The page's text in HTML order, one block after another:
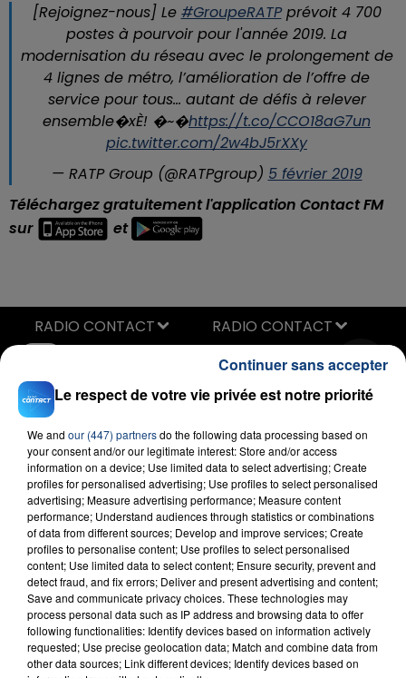
[Rejoignez-nous] Le #GroupeRATPprévoit 4 700
postes à pourvoir pour l'année 2019. La
modernisation du réseau avec le prolongement de
4 lignes de métro, l’amélioration de l’offre de
service pour tous… autant de défis à relever
ensemble�xÈ! �~�https://t.co/CCO18aG7un
pic.twitter.com/2w4bJ5rXXy
— RATP Group (@RATPgroup) 5 février 2019
Téléchargez gratuitement l'application Contact FM
sur
et
Cake By The Ocean
RADIO CONTACT
FIL D'ACTU
Le respect de votre vie privée est notre priorité
We and our (447) partnersdo the following data processing based on
your consent and/or our legitimate interest: Store and/or access
information on a device; Use limited data to select advertising; Create
profiles for personalised advertising; Use profiles to select personalised
advertising; Measure advertising performance; Measure content
performance; Understand audiences through statistics or combinations
of data from different sources; Develop and improve services; Create
profiles to personalise content; Use profiles to select personalised
content; Use limited data to select content; Ensure security, prevent and
detect fraud, and fix errors; Deliver and present advertising and content;
Save and communicate privacy choices. These technologies may
process personal data such as IP address and browsing data to offer
following functionalities: Identify devices based on information actively
requested; Use precise geolocation data; Match and combine data from
other data sources; Link different devices; Identify devices based on
Continuer sans accepter